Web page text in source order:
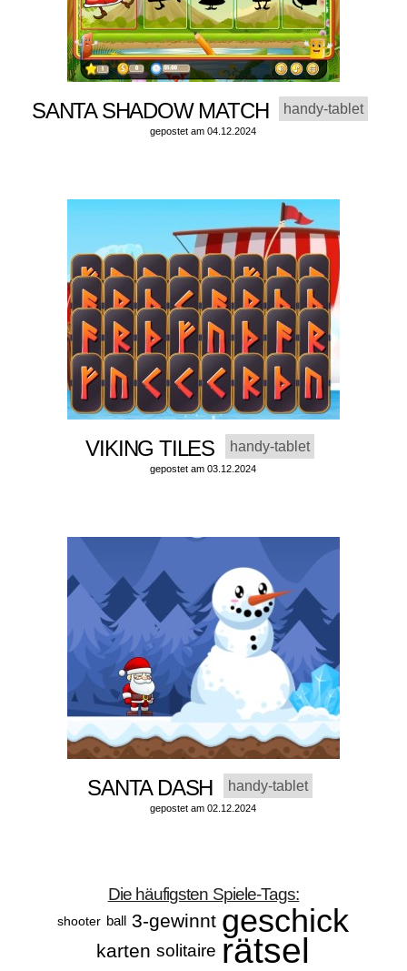
SANTA SHADOW MATCH handy-tablet
gepostet am 04.12.2024
VIKING TILES handy-tablet
gepostet am 03.12.2024
SANTA DASH handy-tablet
gepostet am 02.12.2024
Die häufigsten Spiele-Tags:
shooter ball 3-gewinnt geschick
karten solitaire rätsel